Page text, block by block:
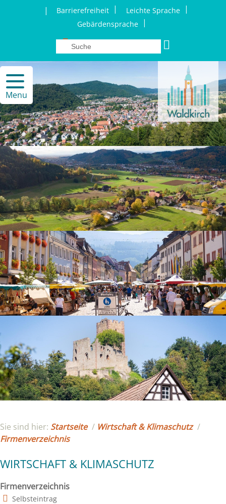
| Barrierefreiheit | Leichte Sprache |
Gebärdensprache |
Menu
Sie sind hier: Startseite / Wirtschaft & Klimaschutz /
Firmenverzeichnis
WIRTSCHAFT & KLIMASCHUTZ
Firmenverzeichnis
Selbsteintrag